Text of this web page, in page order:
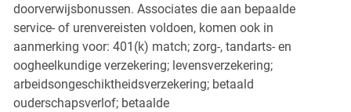
doorverwijsbonussen. Associates die aan bepaalde
service- of urenvereisten voldoen, komen ook in
aanmerking voor: 401(k) match; zorg-, tandarts- en
oogheelkundige verzekering; levensverzekering;
arbeidsongeschiktheidsverzekering; betaald
ouderschapsverlof; betaalde